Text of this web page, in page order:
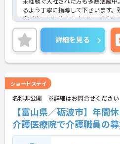
るよう丁寧に指導して下さいます。
事が楽しい！働きやすい！」安心し
す。
ご興味をお持ちの方には詳細の情報
トをお伝えしますのでお気軽にお問
いませ。
詳細を見る
ショートステイ
名称非公開 ※詳細はお問合せください
【富山県／砺波市】年間
介護医療院で介護職員の